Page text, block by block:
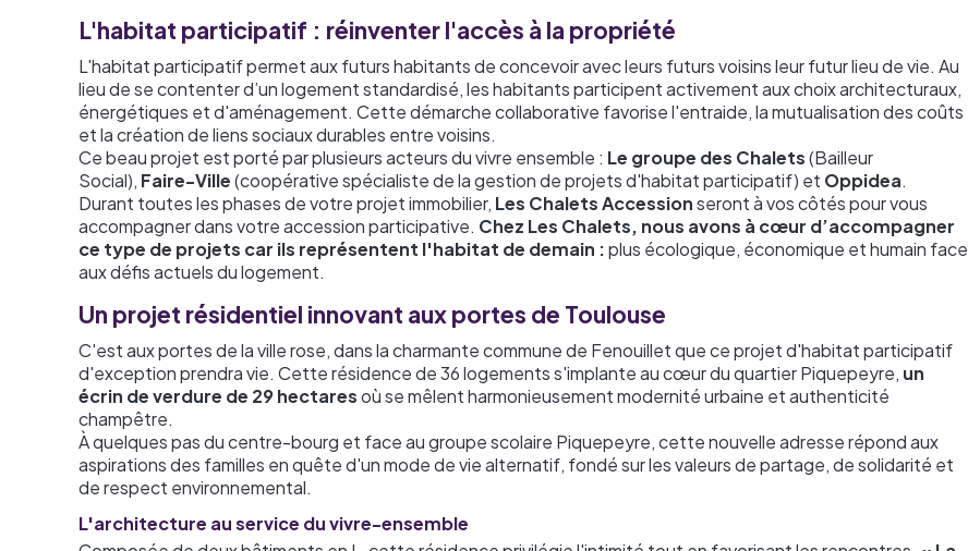
L'habitat participatif : réinventer l'accès à la propriété
L'habitat participatif permet aux futurs habitants de concevoir avec leurs futurs voisins leur futur lieu de vie. Au
lieu de se contenter d’un logement standardisé, les habitants participent activement aux choix architecturaux,
énergétiques et d'aménagement. Cette démarche collaborative favorise l'entraide, la mutualisation des coûts
et la création de liens sociaux durables entre voisins.
Ce beau projet est porté par plusieurs acteurs du vivre ensemble : Le groupe des Chalets(Bailleur
Social), Faire-Ville(coopérative spécialiste de la gestion de projets d'habitat participatif) et Oppidea.
Durant toutes les phases de votre projet immobilier, Les Chalets Accessionseront à vos côtés pour vous
accompagner dans votreaccession participative. Chez Les Chalets, nous avons à cœur d’accompagner
ce type de projets car ils représentent l'habitat de demain :plus écologique, économique et humain face
aux défis actuels du logement.
Un projet résidentiel innovant aux portes de Toulouse
C'est aux portes de la ville rose, dans la charmante commune de Fenouillet que ce projet d'habitat participatif
d'exception prendra vie. Cette résidence de 36 logements s'implante au cœur du quartier Piquepeyre, un
écrin de verdure de 29 hectaresoù se mêlent harmonieusement modernité urbaine et authenticité
champêtre.
À quelques pas du centre-bourg et face au groupe scolaire Piquepeyre, cette nouvelle adresse répond aux
aspirations des familles en quête d'un mode de vie alternatif, fondé sur les valeurs de partage, de solidarité et
de respect environnemental.
L'architecture au service du vivre-ensemble